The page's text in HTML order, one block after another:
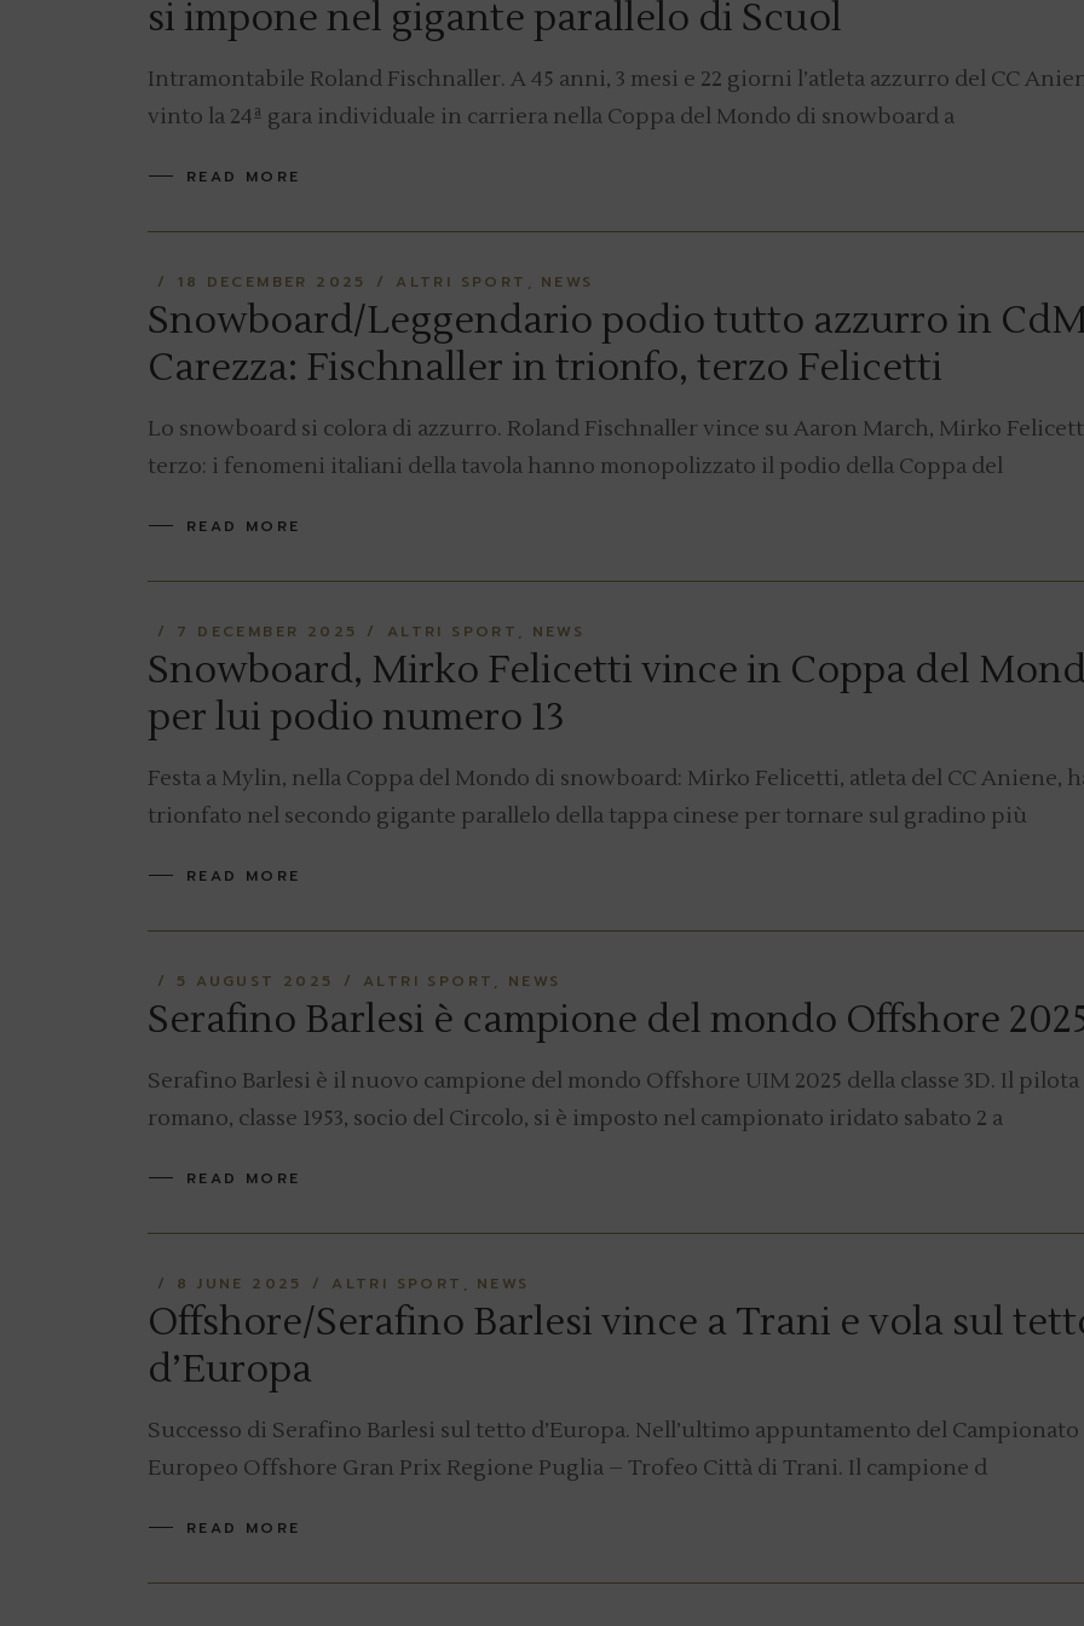
si impone nel gigante parallelo di Scuol
Intramontabile Roland Fischnaller. A 45 anni, 3 mesi e 22 giorni l’atleta azzurro del CC
vinto la 24ª gara individuale in carriera nella Coppa del Mondo di snowboard a
READ MORE
18 DECEMBER 2025 ALTRI SPORT NEWS
Snowboard/Leggendario podio tutto azzurro in
Carezza: Fischnaller in trionfo, terzo Felicetti
Lo snowboard si colora di azzurro. Roland Fischnaller vince su Aaron March, Mirko
terzo: i fenomeni italiani della tavola hanno monopolizzato il podio della Coppa del
READ MORE
7 DECEMBER 2025 ALTRI SPORT NEWS
Snowboard, Mirko Felicetti vince in Coppa del
per lui podio numero 13
Festa a Mylin, nella Coppa del Mondo di snowboard: Mirko Felicetti, atleta del CC Aniene,
trionfato nel secondo gigante parallelo della tappa cinese per tornare sul gradino più
READ MORE
5 AUGUST 2025 ALTRI SPORT NEWS
Serafino Barlesi è campione del mondo Offshore
Serafino Barlesi è il nuovo campione del mondo Offshore UIM 2025 della classe 3D. Il pilota
romano, classe 1953, socio del Circolo, si è imposto nel campionato iridato sabato 2 a
READ MORE
8 JUNE 2025 ALTRI SPORT NEWS
Offshore/Serafino Barlesi vince a Trani e vola sul
d’Europa
Successo di Serafino Barlesi sul tetto d’Europa. Nell’ultimo appuntamento del Campionato
Europeo Offshore Gran Prix Regione Puglia – Trofeo Città di Trani. Il campione d
READ MORE